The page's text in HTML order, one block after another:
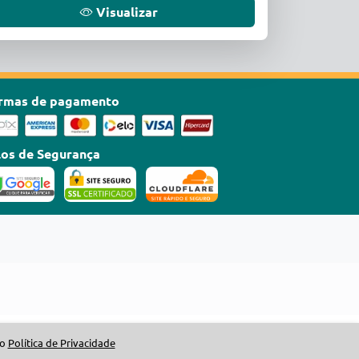
Visualizar
de pagamento
de Segurança
Política de Privacidade